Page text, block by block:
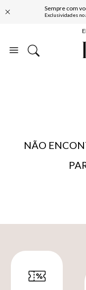
Sempre com
Exclusividades no
10%
NÃO